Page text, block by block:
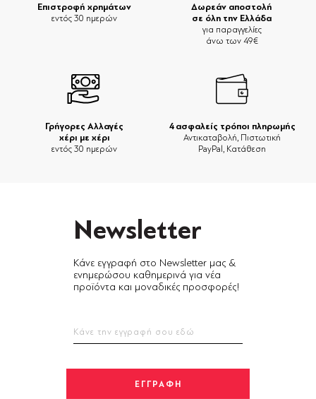
Δωρεάν αποστολή
σε όλη την Ελλάδα
για παραγγελίες
άνω των 49€
Επιστροφή χρημάτων
εντός 30 ημερών
Γρήγορες Αλλαγές
χέρι με χέρι
εντός 30 ημερών
4 ασφαλείς τρόποι πληρωμής
Αντικαταβολή, Πιστωτική
PayPal, Κατάθεση
Newsletter
Κάνε εγγραφή στο Newsletter μας &
ενημερώσου καθημερινά για νέα
προϊόντα και μοναδικές προσφορές!